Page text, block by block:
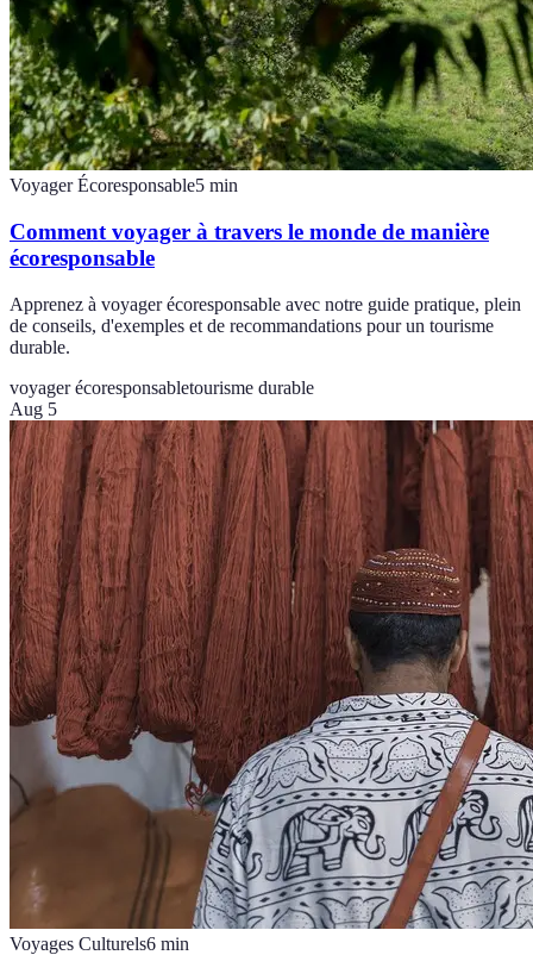
Voyager Écoresponsable5 min
Comment voyager à travers le monde de manière
écoresponsable
Apprenez à voyager écoresponsable avec notre guide pratique, plein
de conseils, d'exemples et de recommandations pour un tourisme
durable.
voyager écoresponsabletourisme durable
Aug 5
Voyages Culturels6 min